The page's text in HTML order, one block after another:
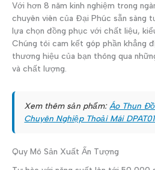
Với hơn 8 năm kinh nghiệm trong
chuyên viên của Đại Phúc sẵn sàng
lựa chọn đồng phục với chất liệu,
Chúng tôi cam kết góp phần khẳng
thương hiệu của bạn thông qua
và chất lượng.
Xem thêm sản phẩm: Áo Thun
Chuyên Nghiệp Thoải Mái
Quy Mô Sản Xuất Ấn Tượng